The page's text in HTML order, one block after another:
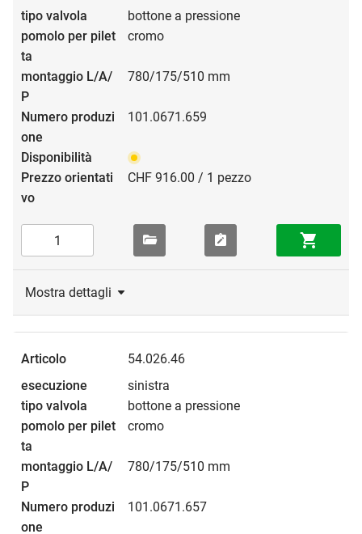
bottone a pressione
cromo
780/175/510 mm
101.0671.659
CHF 916.00 / 1 pezzo
Mostra dettagli
54.026.46
sinistra
bottone a pressione
cromo
780/175/510 mm
101.0671.657